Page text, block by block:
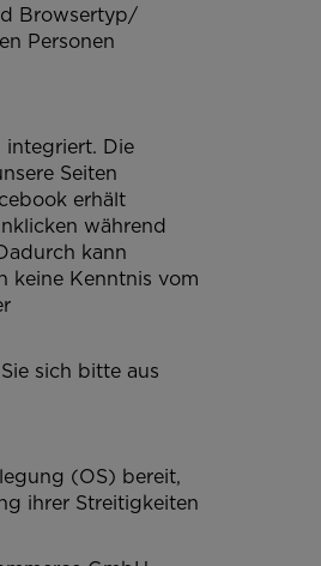
Browsertyp/
Personen
integriert. Die
Seiten
erhält
während
kann
keine Kenntnis vom
sich bitte aus
(OS) bereit,
ihrer Streitigkeiten